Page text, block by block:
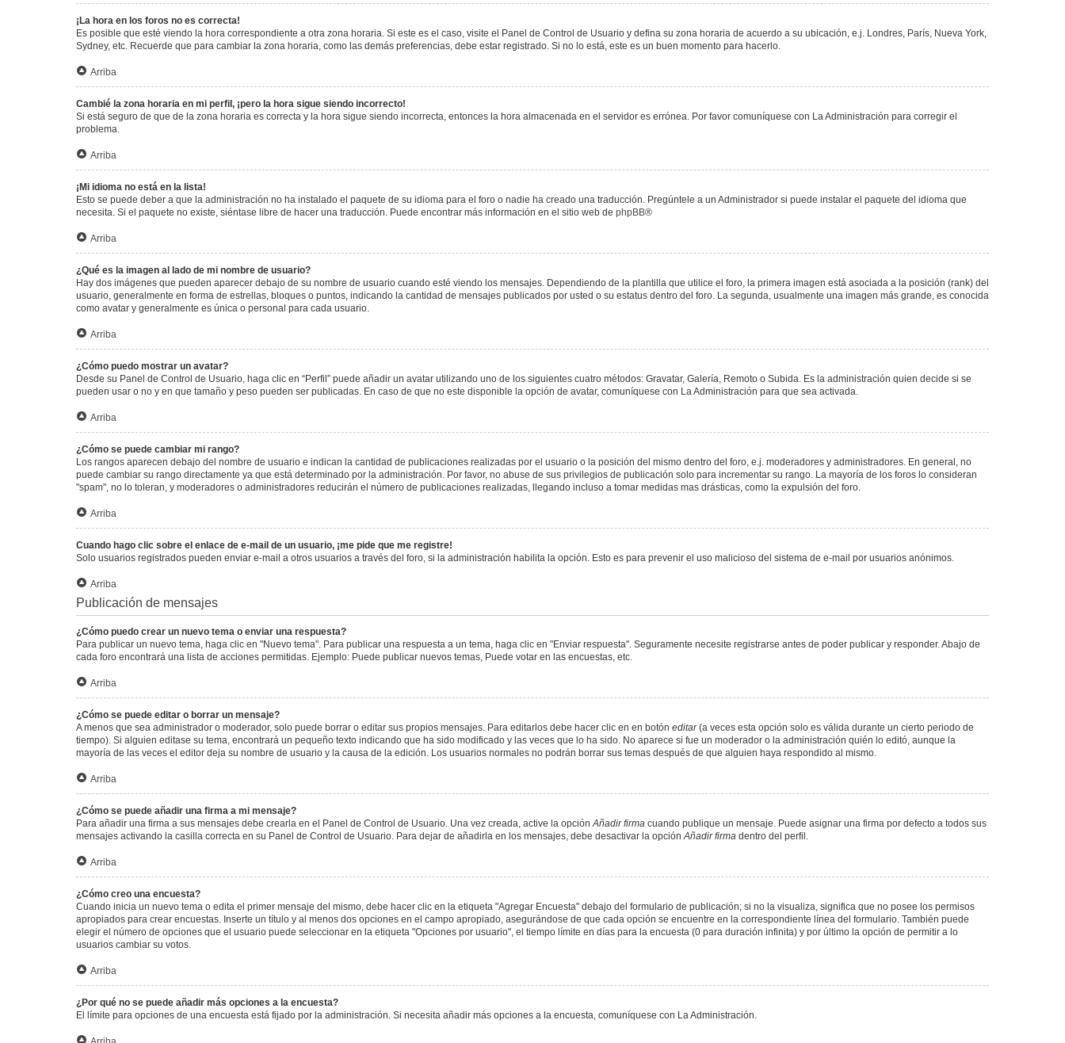
¡La hora en los foros no es correcta!
Es posible que esté viendo la hora correspondiente a otra zona horaria. Si este es el caso, visite el Panel de Control de Usuario y defina su zona horaria de acuerdo a su ubicación, e.j. Londres, París, Nueva York,
Sydney, etc. Recuerde que para cambiar la zona horaria, como las demás preferencias, debe estar registrado. Si no lo está, este es un buen momento para hacerlo.
Arriba
Cambié la zona horaria en mi perfil, ¡pero la hora sigue siendo incorrecto!
Si está seguro de que de la zona horaria es correcta y la hora sigue siendo incorrecta, entonces la hora almacenada en el servidor es errónea. Por favor comuníquese con La Administración para corregir el
problema.
Arriba
¡Mi idioma no está en la lista!
Esto se puede deber a que la administración no ha instalado el paquete de su idioma para el foro o nadie ha creado una traducción. Pregúntele a un Administrador si puede instalar el paquete del idioma que
necesita. Si el paquete no existe, siéntase libre de hacer una traducción. Puede encontrar más información en el sitio web de phpBB®
Arriba
¿Qué es la imagen al lado de mi nombre de usuario?
Hay dos imágenes que pueden aparecer debajo de su nombre de usuario cuando esté viendo los mensajes. Dependiendo de la plantilla que utilice el foro, la primera imagen está asociada a la posición (rank) del
usuario, generalmente en forma de estrellas, bloques o puntos, indicando la cantidad de mensajes publicados por usted o su estatus dentro del foro. La segunda, usualmente una imagen más grande, es conocida
como avatar y generalmente es única o personal para cada usuario.
Arriba
¿Cómo puedo mostrar un avatar?
Desde su Panel de Control de Usuario, haga clic en “Perfil” puede añadir un avatar utilizando uno de los siguientes cuatro métodos: Gravatar, Galería, Remoto o Subida. Es la administración quien decide si se
pueden usar o no y en que tamaño y peso pueden ser publicadas. En caso de que no este disponible la opción de avatar, comuníquese con La Administración para que sea activada.
Arriba
¿Cómo se puede cambiar mi rango?
Los rangos aparecen debajo del nombre de usuario e indican la cantidad de publicaciones realizadas por el usuario o la posición del mismo dentro del foro, e.j. moderadores y administradores. En general, no
puede cambiar su rango directamente ya que está determinado por la administración. Por favor, no abuse de sus privilegios de publicación solo para incrementar su rango. La mayoría de los foros lo consideran
"spam", no lo toleran, y moderadores o administradores reducirán el número de publicaciones realizadas, llegando incluso a tomar medidas mas drásticas, como la expulsión del foro.
Arriba
Cuando hago clic sobre el enlace de e-mail de un usuario, ¡me pide que me registre!
Solo usuarios registrados pueden enviar e-mail a otros usuarios a través del foro, si la administración habilita la opción. Esto es para prevenir el uso malicioso del sistema de e-mail por usuarios anónimos.
Arriba
Publicación de mensajes
¿Cómo puedo crear un nuevo tema o enviar una respuesta?
Para publicar un nuevo tema, haga clic en "Nuevo tema". Para publicar una respuesta a un tema, haga clic en "Enviar respuesta". Seguramente necesite registrarse antes de poder publicar y responder. Abajo de
cada foro encontrará una lista de acciones permitidas. Ejemplo: Puede publicar nuevos temas, Puede votar en las encuestas, etc.
Arriba
¿Cómo se puede editar o borrar un mensaje?
A menos que sea administrador o moderador, solo puede borrar o editar sus propios mensajes. Para editarlos debe hacer clic en en botón editar(a veces esta opción solo es válida durante un cierto periodo de
tiempo). Si alguien editase su tema, encontrará un pequeño texto indicando que ha sido modificado y las veces que lo ha sido. No aparece si fue un moderador o la administración quién lo editó, aunque la
mayoría de las veces el editor deja su nombre de usuario y la causa de la edición. Los usuarios normales no podrán borrar sus temas después de que alguien haya respondido al mismo.
Arriba
¿Cómo se puede añadir una firma a mi mensaje?
Para añadir una firma a sus mensajes debe crearla en el Panel de Control de Usuario. Una vez creada, active la opciónAñadir firma cuando publique un mensaje. Puede asignar una firma por defecto a todos sus
mensajes activando la casilla correcta en su Panel de Control de Usuario. Para dejar de añadirla en los mensajes, debe desactivar la opciónAñadir firma dentro del perfil.
Arriba
¿Cómo creo una encuesta?
Cuando inicia un nuevo tema o edita el primer mensaje del mismo, debe hacer clic en la etiqueta "Agregar Encuesta" debajo del formulario de publicación; si no la visualiza, significa que no posee los permisos
apropiados para crear encuestas. Inserte un título y al menos dos opciones en el campo apropiado, asegurándose de que cada opción se encuentre en la correspondiente línea del formulario. También puede
elegir el número de opciones que el usuario puede seleccionar en la etiqueta "Opciones por usuario", el tiempo límite en días para la encuesta (0 para duración infinita) y por último la opción de permitir a lo
usuarios cambiar su votos.
Arriba
¿Por qué no se puede añadir más opciones a la encuesta?
El límite para opciones de una encuesta está fijado por la administración. Si necesita añadir más opciones a la encuesta, comuníquese con La Administración.